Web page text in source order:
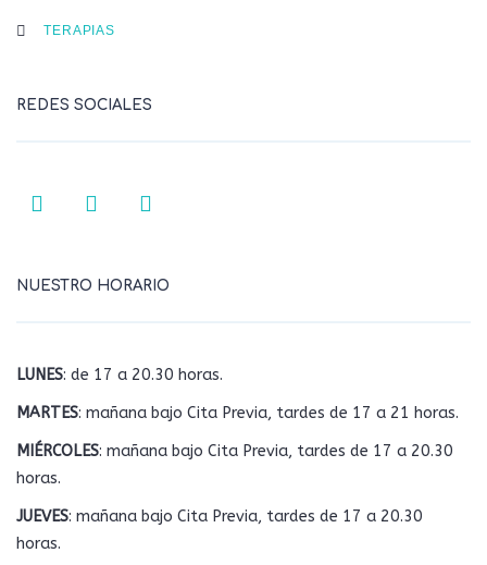
TERAPIAS
REDES SOCIALES
NUESTRO HORARIO
LUNES: de 17 a 20.30 horas.
MARTES: mañana bajo Cita Previa, tardes de 17 a 21 horas.
MIÉRCOLES: mañana bajo Cita Previa, tardes de 17 a 20.30
horas.
JUEVES: mañana bajo Cita Previa, tardes de 17 a 20.30
horas.